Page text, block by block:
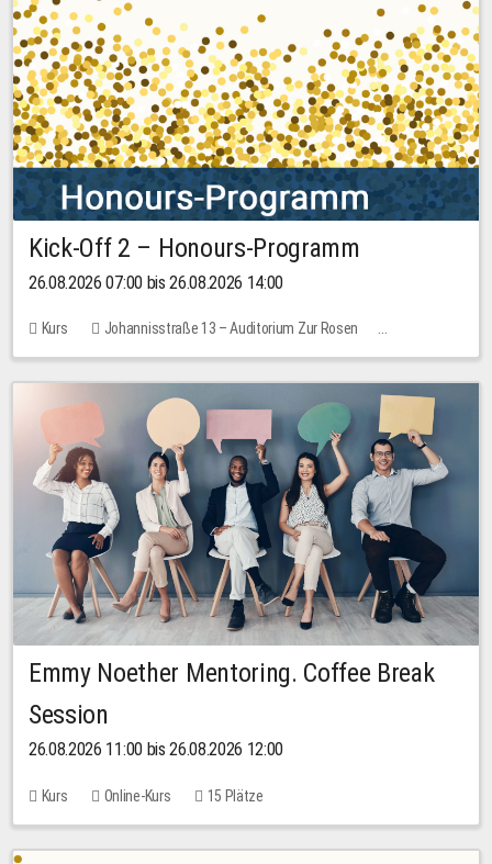
Kick-Off 2 – Honours-Programm
26.08.2026 07:00 bis 26.08.2026 14:00
Kurs
Johannisstraße 13 – Auditorium Zur Rosen
Keine freien Plätze
Emmy Noether Mentoring. Coffee Break
Session
26.08.2026 11:00 bis 26.08.2026 12:00
Kurs Online-Kurs 15 Plätze